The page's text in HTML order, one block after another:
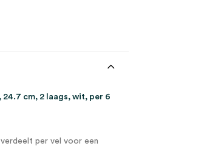
cm, 2 laags, wit, per 6
per vel voor een